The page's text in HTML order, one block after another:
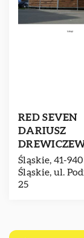
RED SEVEN
DARIUSZ
Śląskie, 41-
Śląskie, ul.
25